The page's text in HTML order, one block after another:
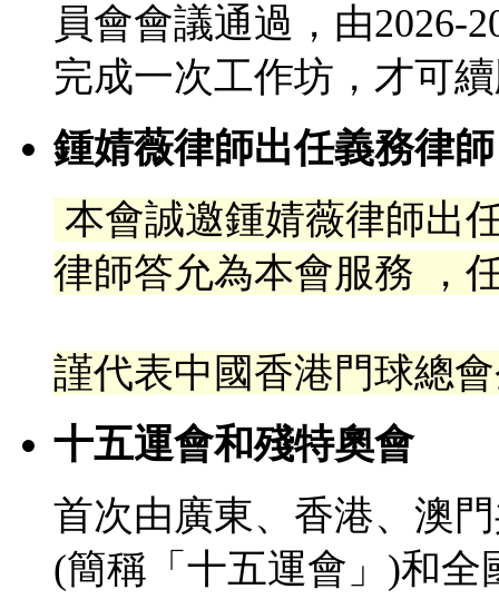
員會會議通過，由2026-
完成一次工作坊，才可
鍾婧薇律師出任義務律師
本會誠邀鍾婧薇律師出
律師答允為本會服務 ，
謹代表中國香港門球總
十五運會和殘特奧會
首次由廣東、香港、澳
(簡稱「十五運會」)和